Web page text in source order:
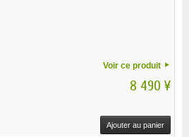
Voir ce produit
8 490 ¥
Ajouter au panier